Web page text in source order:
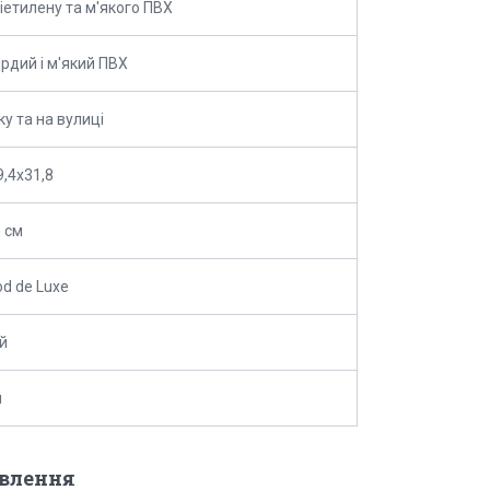
та м'якого ПВХ
і м'який ПВХ
та на вулиці
см
de Luxe